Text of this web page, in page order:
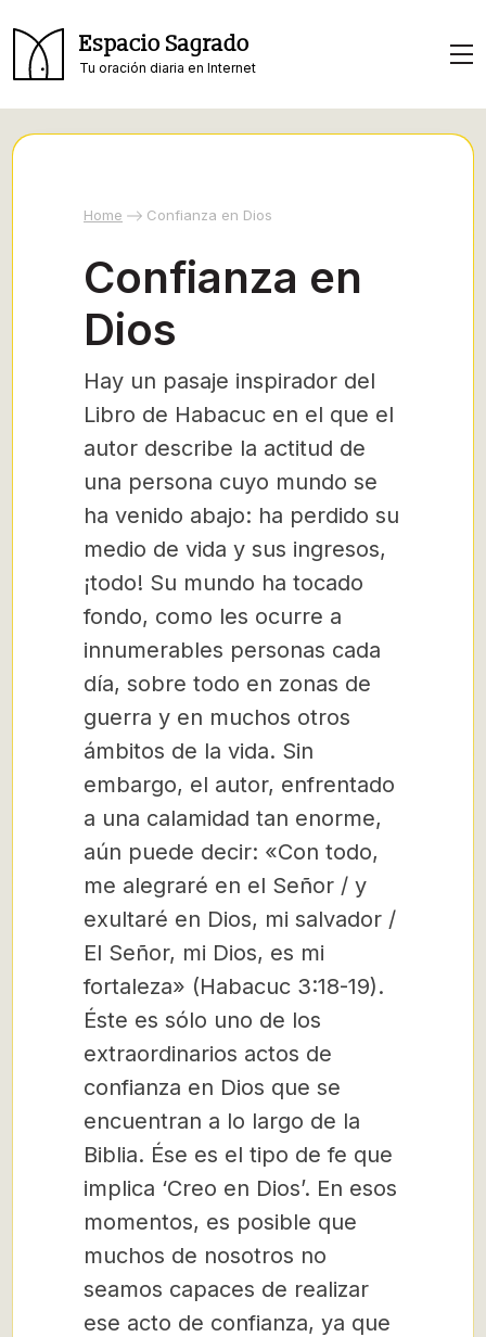
Espacio Sagrado
Tu oración diaria en Internet
Home Confianza en Dios
Confianza en
Dios
Hay un pasaje inspirador del
Libro de Habacuc en el que el
autor describe la actitud de
una persona cuyo mundo se
ha venido abajo: ha perdido su
medio de vida y sus ingresos,
¡todo! Su mundo ha tocado
fondo, como les ocurre a
innumerables personas cada
día, sobre todo en zonas de
guerra y en muchos otros
ámbitos de la vida. Sin
embargo, el autor, enfrentado
a una calamidad tan enorme,
aún puede decir: «Con todo,
me alegraré en el Señor / y
exultaré en Dios, mi salvador /
El Señor, mi Dios, es mi
fortaleza» (Habacuc 3:18-19).
Éste es sólo uno de los
extraordinarios actos de
confianza en Dios que se
encuentran a lo largo de la
Biblia. Ése es el tipo de fe que
implica ‘Creo en Dios’. En esos
momentos, es posible que
muchos de nosotros no
seamos capaces de realizar
ese acto de confianza, ya que